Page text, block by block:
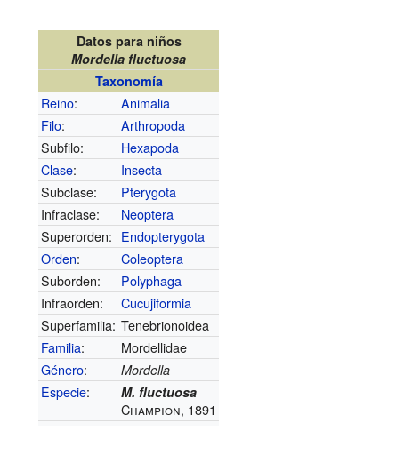
Datos para niños
Mordella fluctuosa
Taxonomía
Reino:
Animalia
Filo:
Arthropoda
Subfilo:
Hexapoda
Clase:
Insecta
Subclase:
Pterygota
Infraclase:
Neoptera
Superorden: Endopterygota
Orden:
Coleoptera
Suborden:
Polyphaga
Infraorden:
Cucujiformia
Superfamilia: Tenebrionoidea
Familia:
Mordellidae
Género: Mordella
Especie: M. fluctuosa
Champion, 1891